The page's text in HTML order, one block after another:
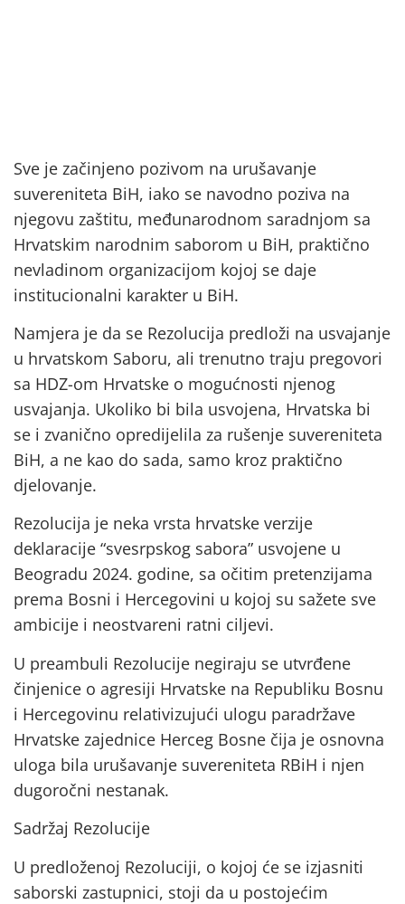
Sve je začinjeno pozivom na urušavanje
suvereniteta BiH, iako se navodno poziva na
njegovu zaštitu, međunarodnom saradnjom sa
Hrvatskim narodnim saborom u BiH, praktično
nevladinom organizacijom kojoj se daje
institucionalni karakter u BiH.
Namjera je da se Rezolucija predloži na usvajanje
u hrvatskom Saboru, ali trenutno traju pregovori
sa HDZ-om Hrvatske o mogućnosti njenog
usvajanja. Ukoliko bi bila usvojena, Hrvatska bi
se i zvanično opredijelila za rušenje suvereniteta
BiH, a ne kao do sada, samo kroz praktično
djelovanje.
Rezolucija je neka vrsta hrvatske verzije
deklaracije “svesrpskog sabora” usvojene u
Beogradu 2024. godine, sa očitim pretenzijama
prema Bosni i Hercegovini u kojoj su sažete sve
ambicije i neostvareni ratni ciljevi.
U preambuli Rezolucije negiraju se utvrđene
činjenice o agresiji Hrvatske na Republiku Bosnu
i Hercegovinu relativizujući ulogu paradržave
Hrvatske zajednice Herceg Bosne čija je osnovna
uloga bila urušavanje suvereniteta RBiH i njen
dugoročni nestanak.
Sadržaj Rezolucije
U predloženoj Rezoluciji, o kojoj će se izjasniti
saborski zastupnici, stoji da u postojećim